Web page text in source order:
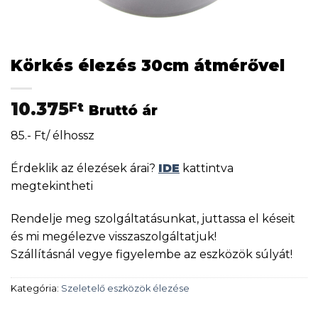
Körkés élezés 30cm átmérővel
10.375Ft Bruttó ár
85.- Ft/ élhossz
Érdeklik az élezések árai? IDE kattintva
megtekintheti
Rendelje meg szolgáltatásunkat, juttassa el késeit
és mi megélezve visszaszolgáltatjuk!
Szállításnál vegye figyelembe az eszközök súlyát!
Kategória: Szeletelő eszközök élezése